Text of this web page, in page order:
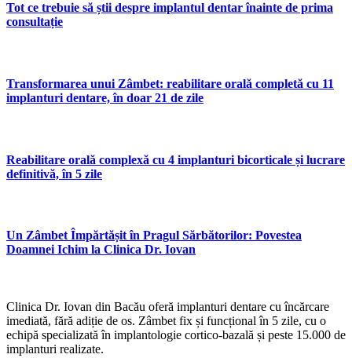
Tot ce trebuie să știi despre implantul dentar înainte de prima
consultație
Transformarea unui Zâmbet: reabilitare orală completă cu 11
implanturi dentare, în doar 21 de zile
Reabilitare orală complexă cu 4 implanturi bicorticale și lucrare
definitivă, în 5 zile
Un Zâmbet Împărtășit în Pragul Sărbătorilor: Povestea
Doamnei Ichim la Clinica Dr. Iovan
Clinica Dr. Iovan din Bacău oferă implanturi dentare cu încărcare
imediată, fără adiție de os. Zâmbet fix și funcțional în 5 zile, cu o
echipă specializată în implantologie cortico-bazală și peste 15.000 de
implanturi realizate.